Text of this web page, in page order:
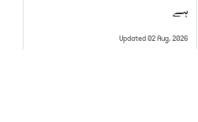
ہے
Updated 02 Aug, 2026